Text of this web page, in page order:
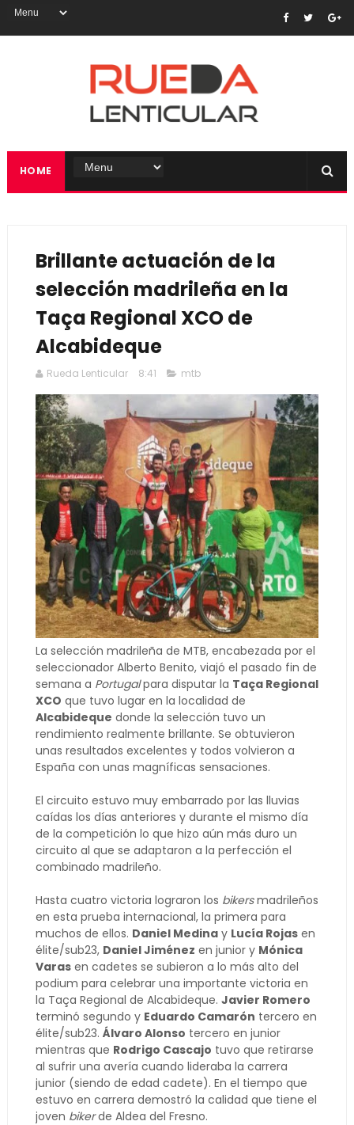
HOME
Brillante actuación de la
selección madrileña en la
Taça Regional XCO de
Alcabideque
Rueda Lenticular 8:41 mtb
La selección madrileña de MTB, encabezada por el
seleccionador Alberto Benito, viajó el pasado fin de
semana a Portugalpara disputar la Taça Regional
XCO que tuvo lugar en la localidad de
Alcabideque donde la selección tuvo un
rendimiento realmente brillante. Se obtuvieron
unas resultados excelentes y todos volvieron a
España con unas magníficas sensaciones.
El circuito estuvo muy embarrado por las lluvias
caídas los días anteriores y durante el mismo día
de la competición lo que hizo aún más duro un
circuito al que se adaptaron a la perfección el
combinado madrileño.
Hasta cuatro victoria lograron los bikersmadrileños
en esta prueba internacional, la primera para
muchos de ellos. Daniel Medinay Lucía Rojasen
élite/sub23, Daniel Jiménez en junior y Mónica
Varasen cadetes se subieron a lo más alto del
podium para celebrar una importante victoria en
la Taça Regional de Alcabideque. Javier Romero
terminó segundo y Eduardo Camarón tercero en
élite/sub23. Álvaro Alonso tercero en junior
mientras que Rodrigo Cascajo tuvo que retirarse
al sufrir una avería cuando lideraba la carrera
junior (siendo de edad cadete). En el tiempo que
estuvo en carrera demostró la calidad que tiene el
joven bikerde Aldea del Fresno.